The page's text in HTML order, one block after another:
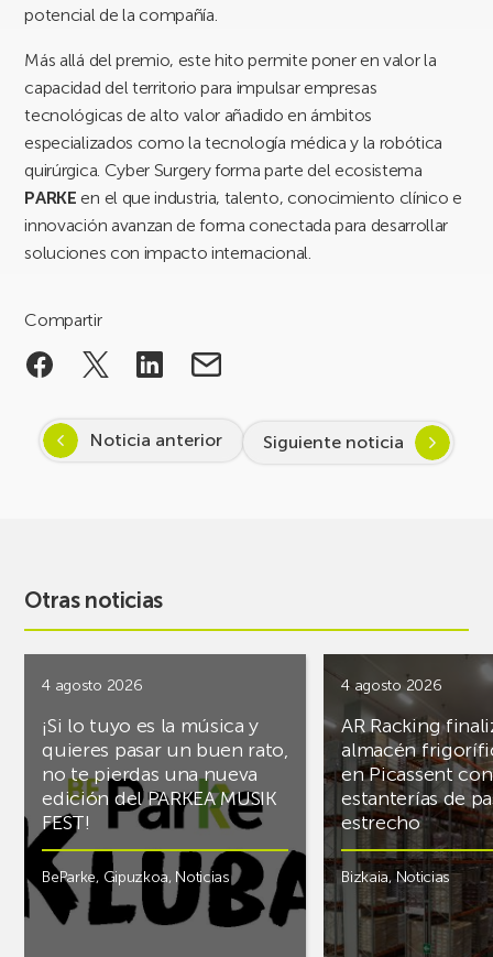
potencial de la compañía.
Más allá del premio, este hito permite poner en valor la
capacidad del territorio para impulsar empresas
tecnológicas de alto valor añadido en ámbitos
especializados como la tecnología médica y la robótica
quirúrgica. Cyber Surgery forma parte del ecosistema
PARKE en el que industria, talento, conocimiento clínico e
innovación avanzan de forma conectada para desarrollar
soluciones con impacto internacional.
Compartir
Noticia anterior Siguiente noticia
Otras noticias
4 agosto 2026
¡Si lo tuyo es la música y
quieres pasar un buen rato,
no te pierdas una nueva
edición del PARKEA MUSIK
FEST!
BeParke, Gipuzkoa, Noticias
4 agosto 2026
AR Racking
almacén
en Picassent con
estanterías de
estrecho
Bizkaia,Noticias